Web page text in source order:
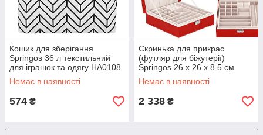
Кошик для зберігання
Springos 36 л текстильний
для іграшок та одягу HA0108
Немає в наявності
574 ₴
Скринька для прикрас
(футляр для біжутерії)
Springos 26 x 26 x 8.5 см
HA1027
Немає в наявності
2 338 ₴